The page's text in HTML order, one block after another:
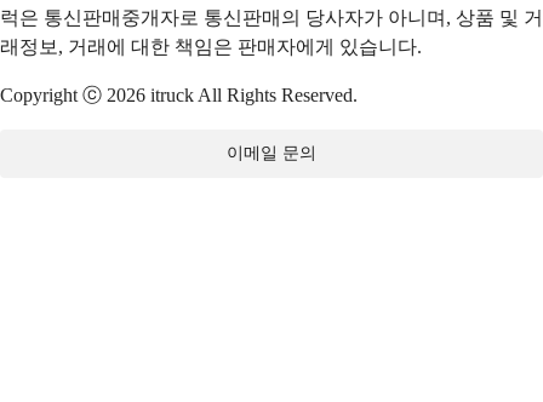
럭은 통신판매중개자로 통신판매의 당사자가 아니며, 상품 및 거
래정보, 거래에 대한 책임은 판매자에게 있습니다.
Copyright ⓒ 2026 itruck All Rights Reserved.
이메일 문의